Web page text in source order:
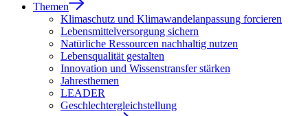
Themen
Klimaschutz und Klimawandelanpassung forcieren
Lebensmittelversorgung sichern
Natürliche Ressourcen nachhaltig nutzen
Lebensqualität gestalten
Innovation und Wissenstransfer stärken
Jahresthemen
LEADER
Geschlechtergleichstellung